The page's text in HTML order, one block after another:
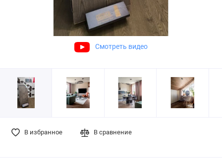
Смотреть видео
В избранное В сравнение